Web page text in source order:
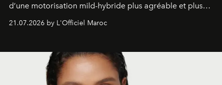
d’une motorisation mild-hybride plus agréable et plus
gagné en maturité.
21.07.2026 by L'Officiel Maroc